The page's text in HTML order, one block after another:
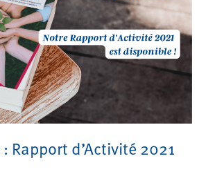
: Rapport d’Activité 2021